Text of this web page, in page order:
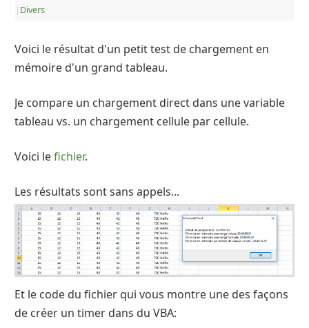
| Divers
Voici le résultat d'un petit test de chargement en
mémoire d'un grand tableau.
Je compare un chargement direct dans une variable
tableau vs. un chargement cellule par cellule.
Voici lefichier.
Les résultats sont sans appels...
Et le code du fichier qui vous montre une des façons
de créer un timer dans du VBA: